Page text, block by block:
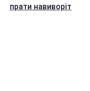
прати навиворіт